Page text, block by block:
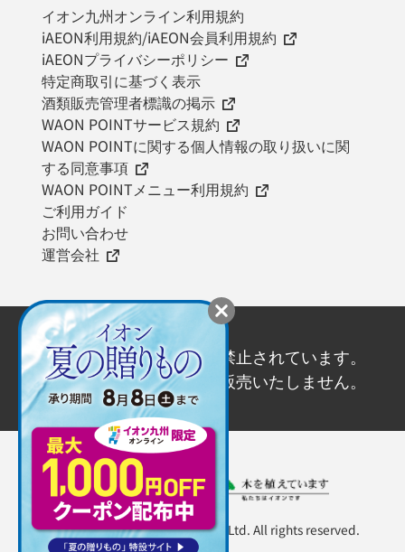
イオン九州オンライン利用規約
iAEON利用規約/iAEON会員利用規約
iAEONプライバシーポリシー
特定商取引に基づく表示
酒類販売管理者標識の掲示
WAON POINTサービス規約
WAON POINTに関する個人情報の取り扱いに関
する同意事項
WAON POINTメニュー利用規約
ご利用ガイド
お問い合わせ
運営会社
20歳未満の飲酒は法律で禁止されています。
20歳未満の方にはお酒を販売いたしません。
Copyright ©AEON KYUSHU Co., Ltd. All rights reserved.